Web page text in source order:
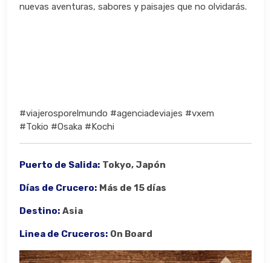
nuevas aventuras, sabores y paisajes que no olvidarás.
#viajerosporelmundo #agenciadeviajes #vxem
#Tokio #Osaka #Kochi
Puerto de Salida: Tokyo, Japón
Días de Crucero: Más de 15 días
Destino: Asia
Linea de Cruceros: On Board